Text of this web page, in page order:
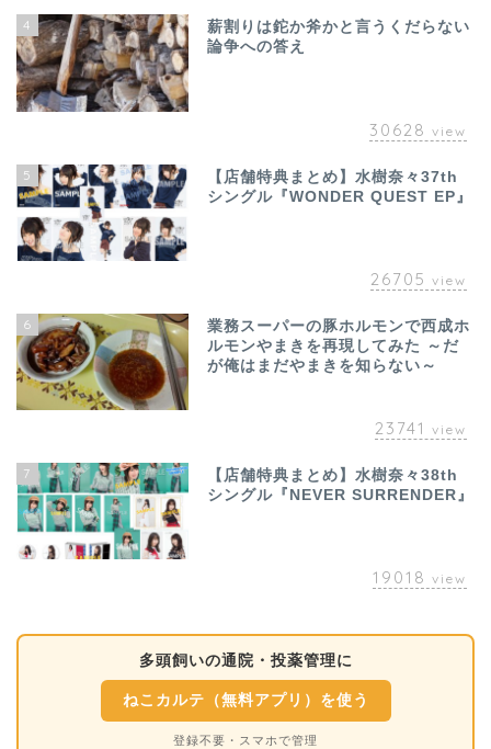
4
薪割りは鉈か斧かと言うくだらない
論争への答え
30628 view
5
【店舗特典まとめ】水樹奈々37th
シングル『WONDER QUEST EP』
26705 view
6
業務スーパーの豚ホルモンで西成ホ
ルモンやまきを再現してみた ～だ
が俺はまだやまきを知らない～
23741 view
7
【店舗特典まとめ】水樹奈々38th
シングル『NEVER SURRENDER』
19018 view
多頭飼いの通院・投薬管理に
ねこカルテ（無料アプリ）を使う
登録不要・スマホで管理